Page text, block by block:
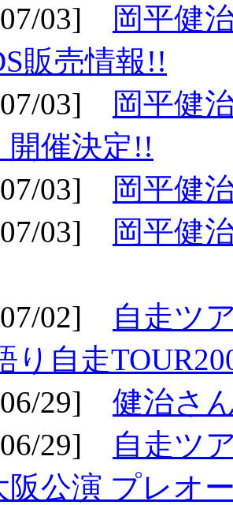
03]
岡平健
販売情報!!
03]
岡平健
開催決定!!
03]
岡平健
03]
岡平健
02]
自走ツ
り自走
29] 健治さ
29]
自走ツ
阪公演 プレオ